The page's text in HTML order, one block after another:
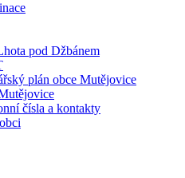
pod Džbánem
plán obce Mutějovice
čísla a kontakty